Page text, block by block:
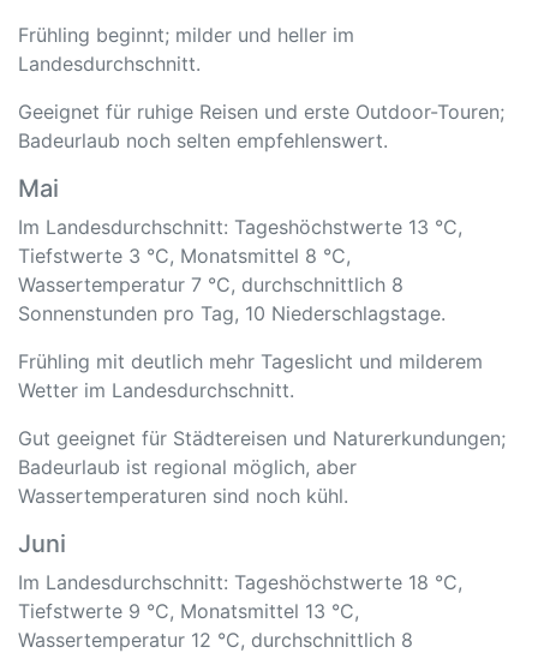
Frühling beginnt; milder und heller im
Landesdurchschnitt.
Geeignet für ruhige Reisen und erste Outdoor-Touren;
Badeurlaub noch selten empfehlenswert.
Mai
Im Landesdurchschnitt: Tageshöchstwerte 13 °C,
Tiefstwerte 3 °C, Monatsmittel 8 °C,
Wassertemperatur 7 °C, durchschnittlich 8
Sonnenstunden pro Tag, 10 Niederschlagstage.
Frühling mit deutlich mehr Tageslicht und milderem
Wetter im Landesdurchschnitt.
Gut geeignet für Städtereisen und Naturerkundungen;
Badeurlaub ist regional möglich, aber
Wassertemperaturen sind noch kühl.
Juni
Im Landesdurchschnitt: Tageshöchstwerte 18 °C,
Tiefstwerte 9 °C, Monatsmittel 13 °C,
Wassertemperatur 12 °C, durchschnittlich 8